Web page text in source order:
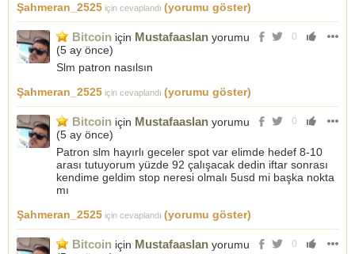
Şahmeran_2525 için cevaplandı (yorumu göster)
0
Bitcoin için Mustafaaslan yorumu
(5 ay önce)
Slm patron nasılsın
Şahmeran_2525 için cevaplandı (yorumu göster)
0
Bitcoin için Mustafaaslan yorumu
(5 ay önce)
Patron slm hayırlı geceler spot var elimde hedef 8-10
arası tutuyorum yüzde 92 çalışacak dedin iftar sonrası
kendime geldim stop neresi olmalı 5usd mi başka nokta
mı
Şahmeran_2525 için cevaplandı (yorumu göster)
0
Bitcoin için Mustafaaslan yorumu